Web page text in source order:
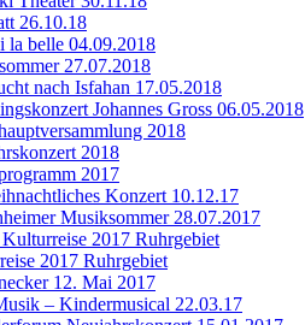
26.10.18
la belle 04.09.2018
27.07.2018
nach Isfahan 17.05.2018
Johannes Gross 06.05.2018
2018
2018
2017
Konzert 10.12.17
Musiksommer 28.07.2017
2017 Ruhrgebiet
2017 Ruhrgebiet
12. Mai 2017
– Kindermusical 22.03.17